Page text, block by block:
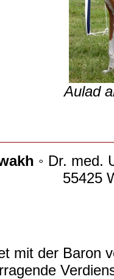
Aulad
◦ Dr. med.
55425
mit der Baron